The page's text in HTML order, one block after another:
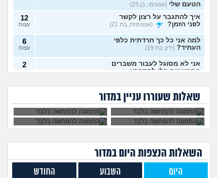
הטעם שלי (אנונימי, בן 25)
איך להתגבר על רצון לקשר
לפני הזמן?
(אנונימית, בת 21)
12
עצות
למה אני כל כך חרדתית כלפי
העתיד? (ירין, בת 19)
6
עצות
אני לא מסוגל לעבור משברים
מתמשכים בלי להתפרץ
2
בעלי חסר רגשות באופן מדאיג
(אנונימית, בת 33)
מרגיש תקוע בחיים, איך
להתמודד? (zak, בן 25)
2
(אנוני, בת 18)
איך לספר לבן זוג שלי על
תקיפה מינית?
5
שאלות שעוררו עניין במדור
הגיוני שפסיכיאטר
מה קורה אם עוברים
בלילה?
גיליתי שאני סובל מ
OCD, איך להתמודד
עם הדיכאון?
למי אפשר לפנות כדי
במדינת ישראל? אבל
באמת?
השאלות הנצפות היוםבמדור
היום השבוע החודש